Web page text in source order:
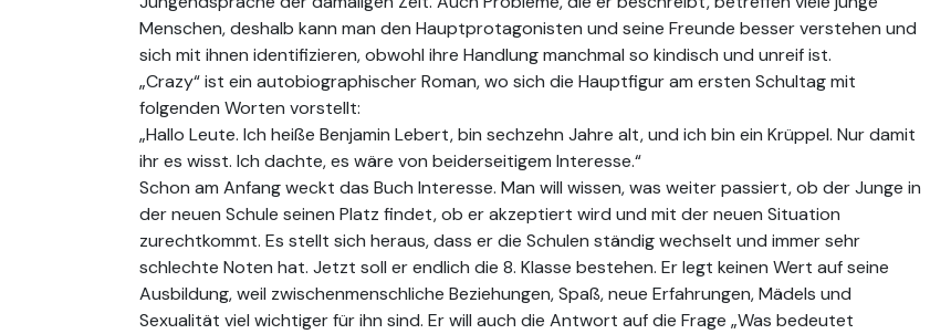
Menschen, deshalb kann man den Hauptprotagonisten und seine Freunde besser verstehen und
sich mit ihnen identifizieren, obwohl ihre Handlung manchmal so kindisch und unreif ist.
„Crazy“ ist ein autobiographischer Roman, wo sich die Hauptfigur am ersten Schultag mit
folgenden Worten vorstellt:
„Hallo Leute. Ich heiße Benjamin Lebert, bin sechzehn Jahre alt, und ich bin ein Krüppel. Nur damit
ihr es wisst. Ich dachte, es wäre von beiderseitigem Interesse.“
Schon am Anfang weckt das Buch Interesse. Man will wissen, was weiter passiert, ob der Junge in
der neuen Schule seinen Platz findet, ob er akzeptiert wird und mit der neuen Situation
zurechtkommt. Es stellt sich heraus, dass er die Schulen ständig wechselt und immer sehr
schlechte Noten hat. Jetzt soll er endlich die 8. Klasse bestehen. Er legt keinen Wert auf seine
Ausbildung, weil zwischenmenschliche Beziehungen, Spaß, neue Erfahrungen, Mädels und
Sexualität viel wichtiger für ihn sind. Er will auch die Antwort auf die Frage „Was bedeutet